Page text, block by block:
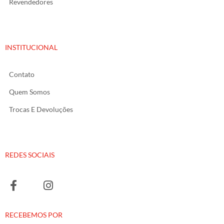
INSTITUCIONAL
Contato
Quem Somos
Trocas E Devoluções
REDES SOCIAIS
RECEBEMOS POR